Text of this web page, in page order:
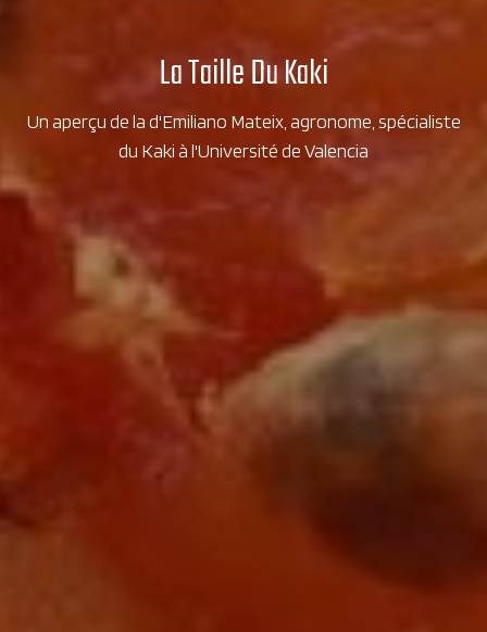
La Taille Du Kaki
Un aperçu de la d'Emiliano Mateix, agronome, spécialiste
du Kaki à l'Université de Valencia